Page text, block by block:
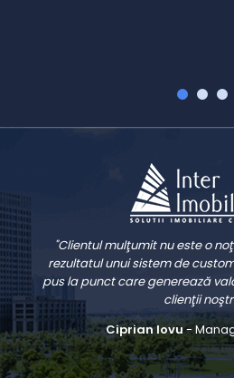
"Clientul mulţumit nu este o
rezultatul unui sistem de
pus la punct care generează
clienţii
Ciprian Iovu-